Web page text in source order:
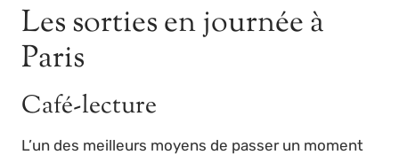
Les sorties en journée à
Paris
Café-lecture
L’un des meilleurs moyens de passer un moment